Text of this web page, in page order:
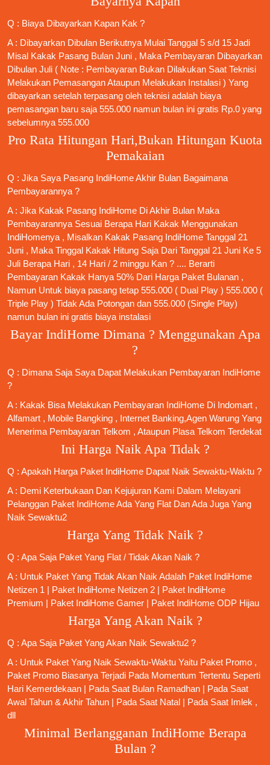
Q : Biaya Dibayarkan Kapan Kak ?
A : Dibayarkan Dibulan Berikutnya Mulai Tanggal 5 s/d 15 Jadi
Misal Kakak Pasang Bulan Juni , Maka Pembayaran Dibayarkan
Dibulan Juli ( Note : Pembayaran Bukan Dilakukan Saat Teknisi
Melakukan Pemasangan Ataupun Melakukan Instalasi ) Yang
dibayarkan setelah terpasang oleh teknisi adalah biaya
pemasangan baru saja 555.000 namun bulan ini gratis Rp.0 yang
sebelumnya 555.000
Pro Rata Hitungan Hari,Bukan Hitungan Kuota
Pemakaian
Q : Jika Saya Pasang IndiHomeAkhir Bulan Bagaimana
Pembayarannya ?
A : Jika Kakak Pasang IndiHome Di Akhir Bulan Maka
Pembayarannya Sesuai Berapa Hari Kakak Menggunakan
IndiHomenya , Misalkan Kakak Pasang IndiHome Tanggal 21
Juni , Maka Tinggal Kakak Hitung Saja Dari Tanggal 21 Juni Ke 5
Juli Berapa Hari , 14 Hari / 2 minggu Kan ? .... Berarti
Pembayaran Kakak Hanya 50% Dari Harga Paket Bulanan ,
Namun Untuk biaya pasang tetap 555.000 ( Dual Play ) 555.000 (
Triple Play ) Tidak Ada Potongan dan 555.000 (Single Play)
namun bulan ini gratis biaya instalasi
Bayar IndiHome Dimana ? Menggunakan Apa
?
Q : Dimana Saja Saya Dapat Melakukan Pembayaran IndiHome
?
A : Kakak Bisa Melakukan Pembayaran IndiHome Di Indomart ,
Alfamart , Mobile Bangking , Internet Banking,Agen Warung Yang
Menerima Pembayaran Telkom , Ataupun Plasa Telkom Terdekat
Ini Harga Naik Apa Tidak ?
Q : Apakah Harga Paket IndiHome Dapat Naik Sewaktu-Waktu ?
A : Demi Keterbukaan Dan Kejujuran Kami Dalam Melayani
Pelanggan Paket IndiHome Ada Yang Flat Dan Ada Juga Yang
Naik Sewaktu2
Harga Yang Tidak Naik ?
Q : Apa Saja Paket Yang Flat / Tidak Akan Naik ?
A : Untuk Paket Yang Tidak Akan Naik Adalah Paket IndiHome
Netizen 1 | Paket IndiHome Netizen 2 | Paket IndiHome
Premium | Paket IndiHome Gamer | Paket IndiHome ODP Hijau
Harga Yang Akan Naik ?
Q : Apa Saja Paket Yang Akan Naik Sewaktu2 ?
A : Untuk Paket Yang Naik Sewaktu-Waktu Yaitu Paket Promo ,
Paket Promo Biasanya Terjadi Pada Momentum Tertentu Seperti
Hari Kemerdekaan | Pada Saat Bulan Ramadhan | Pada Saat
Awal Tahun & Akhir Tahun | Pada Saat Natal | Pada Saat Imlek ,
dll
Minimal Berlangganan IndiHome Berapa
Bulan ?